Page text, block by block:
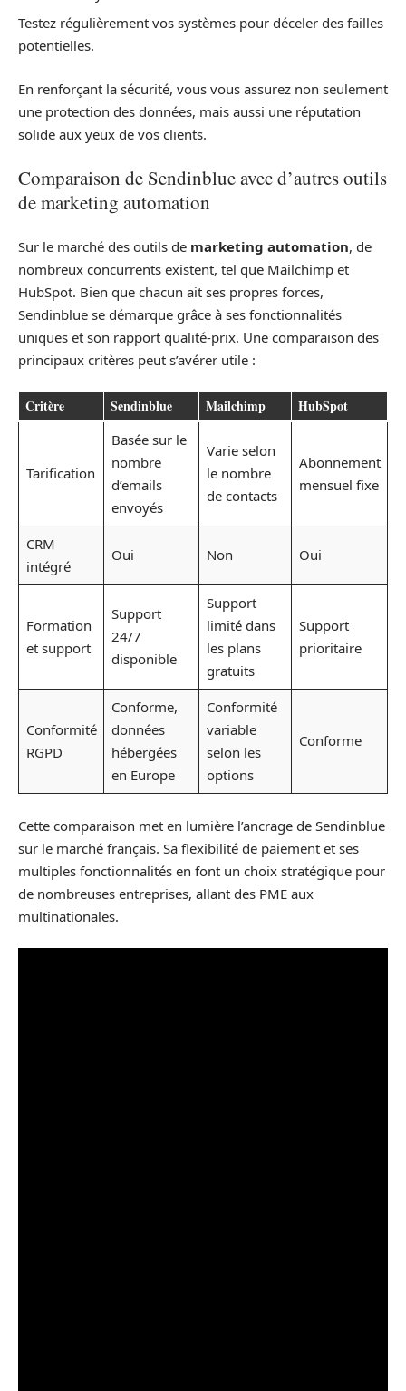
Testez régulièrement vos systèmes pour déceler des failles
potentielles.
En renforçant la sécurité, vous vous assurez non seulement
une protection des données, mais aussi une réputation
solide aux yeux de vos clients.
Comparaison de Sendinblue avec d’autres outils
de marketing automation
Sur le marché des outils de marketing automation, de
nombreux concurrents existent, tel que Mailchimp et
HubSpot. Bien que chacun ait ses propres forces,
Sendinblue se démarque grâce à ses fonctionnalités
uniques et son rapport qualité-prix. Une comparaison des
principaux critères peut s’avérer utile :
Critère Sendinblue Mailchimp HubSpot
Tarification
Basée sur le
nombre
d’emails
envoyés
Varie selon
le nombre
de contacts
Abonnement
mensuel fixe
CRM
intégré
Oui Non Oui
Formation
et support
Support
24/7
disponible
Support
limité dans
les plans
gratuits
Support
prioritaire
Conformité
RGPD
Conforme,
données
hébergées
en Europe
Conformité
variable
selon les
options
Conforme
Cette comparaison met en lumière l’ancrage de Sendinblue
sur le marché français. Sa flexibilité de paiement et ses
multiples fonctionnalités en font un choix stratégique pour
de nombreuses entreprises, allant des PME aux
multinationales.